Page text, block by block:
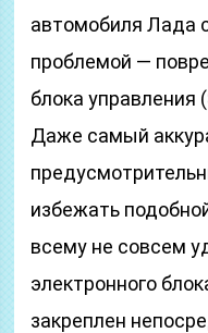
автомобиля Лада
проблемой —
блока
Даже самый
избежать
всему не совсем
электронного
закреплен